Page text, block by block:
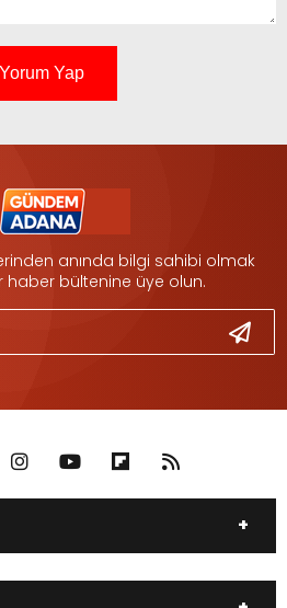
Yorum Yap
anında bilgi sahibi olmak
haber bültenine üye olun.
SİYASET